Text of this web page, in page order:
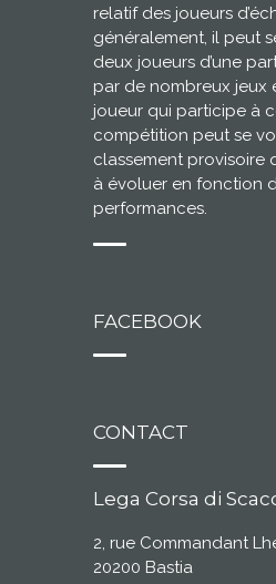
relatif des joueurs
généralement, il peut
deux joueurs d’une
par de nombreux jeux
joueur qui participe à
compétition peut se
classement provisoire
à évoluer en fonction
performances.
FACEBOOK
CONTACT
Lega Corsa di
2, rue Commandant
20200 Bastia